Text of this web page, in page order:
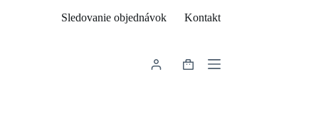
Sledovanie objednávok Kontakt
Shopping